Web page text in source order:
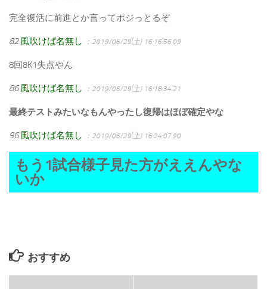
完全復活に前進とか言ってポジっとるぞ
82 風吹けば名無し ：2019/06/29(土) 16:16:56.09
8回8K1失点やん
86 風吹けば名無し ：2019/06/29(土) 16:18:34.21
最終テストみたいなもんやったし復帰はほぼ確定やな
96 風吹けば名無し ：2019/06/29(土) 16:24:07.90
もう1試合様子見た方がええんやな
いか
おすすめ